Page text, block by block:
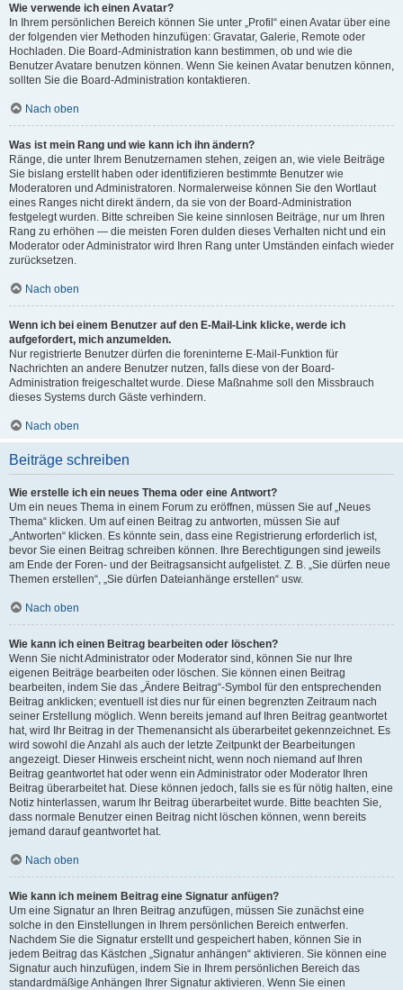
Wie verwende ich einen Avatar?
In Ihrem persönlichen Bereich können Sie unter „Profil“ einen Avatar über eine
der folgenden vier Methoden hinzufügen: Gravatar, Galerie, Remote oder
Hochladen. Die Board-Administration kann bestimmen, ob und wie die
Benutzer Avatare benutzen können. Wenn Sie keinen Avatar benutzen können,
sollten Sie die Board-Administration kontaktieren.
Nach oben
Was ist mein Rang und wie kann ich ihn ändern?
Ränge, die unter Ihrem Benutzernamen stehen, zeigen an, wie viele Beiträge
Sie bislang erstellt haben oder identifizieren bestimmte Benutzer wie
Moderatoren und Administratoren. Normalerweise können Sie den Wortlaut
eines Ranges nicht direkt ändern, da sie von der Board-Administration
festgelegt wurden. Bitte schreiben Sie keine sinnlosen Beiträge, nur um Ihren
Rang zu erhöhen — die meisten Foren dulden dieses Verhalten nicht und ein
Moderator oder Administrator wird Ihren Rang unter Umständen einfach wieder
zurücksetzen.
Nach oben
Wenn ich bei einem Benutzer auf den E-Mail-Link klicke, werde ich
aufgefordert, mich anzumelden.
Nur registrierte Benutzer dürfen die foreninterne E-Mail-Funktion für
Nachrichten an andere Benutzer nutzen, falls diese von der Board-
Administration freigeschaltet wurde. Diese Maßnahme soll den Missbrauch
dieses Systems durch Gäste verhindern.
Nach oben
Beiträge schreiben
Wie erstelle ich ein neues Thema oder eine Antwort?
Um ein neues Thema in einem Forum zu eröffnen, müssen Sie auf „Neues
Thema“ klicken. Um auf einen Beitrag zu antworten, müssen Sie auf
„Antworten“ klicken. Es könnte sein, dass eine Registrierung erforderlich ist,
bevor Sie einen Beitrag schreiben können. Ihre Berechtigungen sind jeweils
am Ende der Foren- und der Beitragsansicht aufgelistet. Z. B. „Sie dürfen neue
Themen erstellen“, „Sie dürfen Dateianhänge erstellen“ usw.
Nach oben
Wie kann ich einen Beitrag bearbeiten oder löschen?
Wenn Sie nicht Administrator oder Moderator sind, können Sie nur Ihre
eigenen Beiträge bearbeiten oder löschen. Sie können einen Beitrag
bearbeiten, indem Sie das „Ändere Beitrag“-Symbol für den entsprechenden
Beitrag anklicken; eventuell ist dies nur für einen begrenzten Zeitraum nach
seiner Erstellung möglich. Wenn bereits jemand auf Ihren Beitrag geantwortet
hat, wird Ihr Beitrag in der Themenansicht als überarbeitet gekennzeichnet. Es
wird sowohl die Anzahl als auch der letzte Zeitpunkt der Bearbeitungen
angezeigt. Dieser Hinweis erscheint nicht, wenn noch niemand auf Ihren
Beitrag geantwortet hat oder wenn ein Administrator oder Moderator Ihren
Beitrag überarbeitet hat. Diese können jedoch, falls sie es für nötig halten, eine
Notiz hinterlassen, warum Ihr Beitrag überarbeitet wurde. Bitte beachten Sie,
dass normale Benutzer einen Beitrag nicht löschen können, wenn bereits
jemand darauf geantwortet hat.
Nach oben
Wie kann ich meinem Beitrag eine Signatur anfügen?
Um eine Signatur an Ihren Beitrag anzufügen, müssen Sie zunächst eine
solche in den Einstellungen in Ihrem persönlichen Bereich entwerfen.
Nachdem Sie die Signatur erstellt und gespeichert haben, können Sie in
jedem Beitrag das Kästchen „Signatur anhängen“ aktivieren. Sie können eine
Signatur auch hinzufügen, indem Sie in Ihrem persönlichen Bereich das
standardmäßige Anhängen Ihrer Signatur aktivieren. Wenn Sie einen